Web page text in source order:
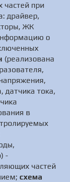
частей при
драйвер,
ЖК
о
(реализована
датчика тока,
в
-
частей
схема